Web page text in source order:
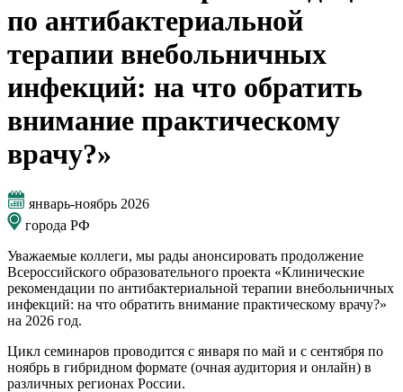
по антибактериальной
терапии внебольничных
инфекций: на что обратить
внимание практическому
врачу?»
январь-ноябрь 2026
города РФ
Уважаемые коллеги, мы рады анонсировать продолжение
Всероссийского образовательного проекта «Клинические
рекомендации по антибактериальной терапии внебольничных
инфекций: на что обратить внимание практическому врачу?»
на 2026 год.
Цикл семинаров проводится с января по май и с сентября по
ноябрь в гибридном формате (очная аудитория и онлайн) в
различных регионах России.